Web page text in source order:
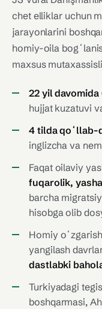
chet elliklar uchun
jarayonlarini
homiy-oila
maxsus
22 yil
hujjat kuzatuvi
4 tilda qoʻllab-
inglizcha va
Faqat oilaviy
fuqarolik,
barcha
hisobga olib
Homiy
yangilash
dastlabki
Turkiyadagi
boshqarmasi,